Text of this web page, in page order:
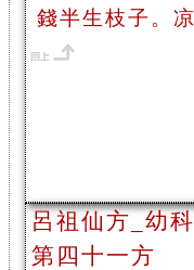
錢半生枝子。
呂祖仙方_幼科
第四十一方